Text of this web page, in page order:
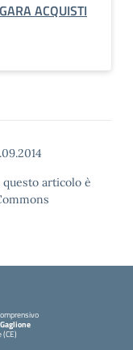
ACQUISTI
articolo è
(CE)
pagina iniziale della scuola